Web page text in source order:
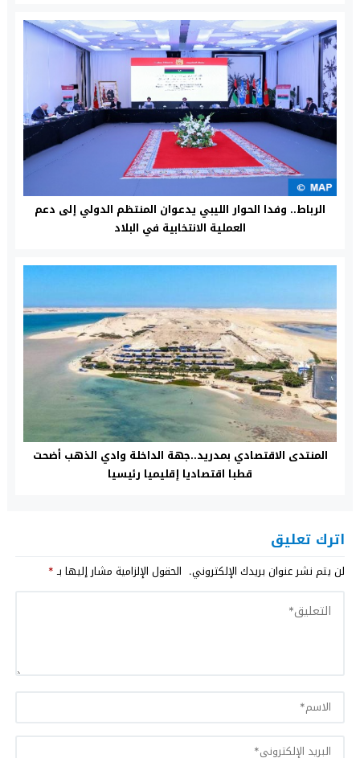
الرباط.. وفدا الحوار الليبي يدعوان المنتظم الدولي إلى دعم
العملية الانتخابية في البلاد
المنتدى الاقتصادي بمدريد..جهة الداخلة وادي الذهب أضحت
قطبا اقتصاديا إقليميا رئيسيا
اترك تعليق
لن يتم نشر عنوان بريدك الإلكتروني. الحقول الإلزامية مشار إليها بـ*